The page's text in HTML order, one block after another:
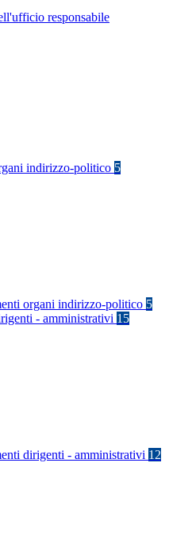
responsabile
indirizzo-politico 5
organi indirizzo-politico 5
- amministrativi 15
dirigenti - amministrativi 12